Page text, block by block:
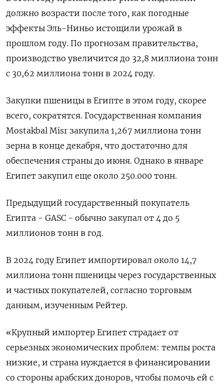
должно возрасти после того, как погодные
эффекты Эль-Ниньо истощили урожай в
прошлом году. По прогнозам правительства,
производство увеличится до 32,8 миллиона тонн
с 30,62 миллиона тонн в 2024 году.
Закупки пшеницы в Египте в этом году, скорее
всего, сократятся. Государственная компания
Mostakbal Misr закупила 1,267 миллиона тонн
зерна в конце декабря, что достаточно для
обеспечения страны до июня. Однако в январе
Египет закупил еще около 250.000 тонн.
Предыдущий государственный покупатель
Египта - GASC - обычно закупал от 4 до 5
миллионов тонн в год.
В 2024 году Египет импортировал около 14,7
миллиона тонн пшеницы через государственных
и частных покупателей, согласно торговым
данным, изученным Рейтер.
«Крупный импортер Египет страдает от
серьезных экономических проблем: темпы роста
низкие, и страна нуждается в финансировании
со стороны арабских доноров, чтобы помочь ей с